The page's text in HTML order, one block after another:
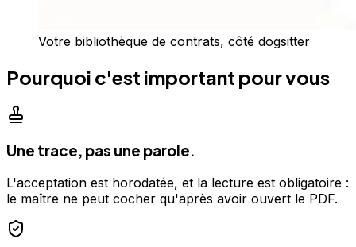
Votre bibliothèque de contrats, côté dogsitter
Pourquoi c'est important pour vous
Une trace, pas une parole.
L'acceptation est horodatée, et la lecture est obligatoire :
le maître ne peut cocher qu'après avoir ouvert le PDF.